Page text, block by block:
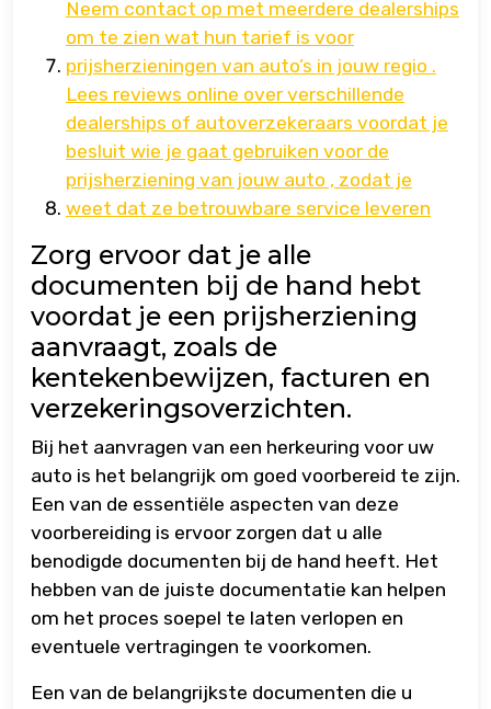
Neem contact op met meerdere dealerships
om te zien wat hun tarief is voor
prijsherzieningen van auto’s in jouw regio .
Lees reviews online over verschillende
dealerships of autoverzekeraars voordat je
besluit wie je gaat gebruiken voor de
prijsherziening van jouw auto , zodat je
weet dat ze betrouwbare service leveren
Zorg ervoor dat je alle
documenten bij de hand hebt
voordat je een prijsherziening
aanvraagt, zoals de
kentekenbewijzen, facturen en
verzekeringsoverzichten.
Bij het aanvragen van een herkeuring voor uw
auto is het belangrijk om goed voorbereid te zijn.
Een van de essentiële aspecten van deze
voorbereiding is ervoor zorgen dat u alle
benodigde documenten bij de hand heeft. Het
hebben van de juiste documentatie kan helpen
om het proces soepel te laten verlopen en
eventuele vertragingen te voorkomen.
Een van de belangrijkste documenten die u